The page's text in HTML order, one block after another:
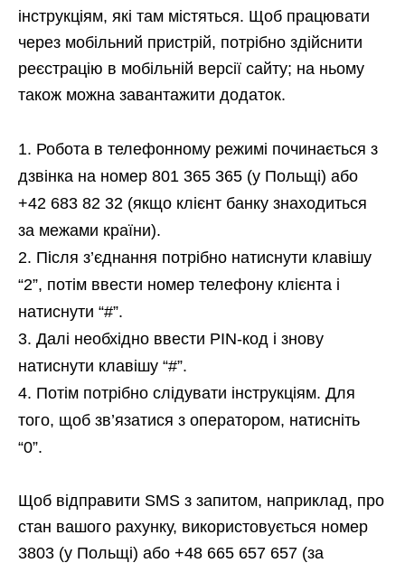
інструкціям, які там містяться. Щоб працювати
через мобільний пристрій, потрібно здійснити
реєстрацію в мобільній версії сайту; на ньому
також можна завантажити додаток.
Робота в телефонному режимі починається з
дзвінка на номер 801 365 365 (у Польщі) або
+42 683 82 32 (якщо клієнт банку знаходиться
за межами країни).
Після з’єднання потрібно натиснути клавішу
“2”, потім ввести номер телефону клієнта і
натиснути “#”.
Далі необхідно ввести PIN-код і знову
натиснути клавішу “#”.
Потім потрібно слідувати інструкціям. Для
того, щоб зв’язатися з оператором, натисніть
“0”.
Щоб відправити SMS з запитом, наприклад, про
стан вашого рахунку, використовується номер
3803 (у Польщі) або +48 665 657 657 (за